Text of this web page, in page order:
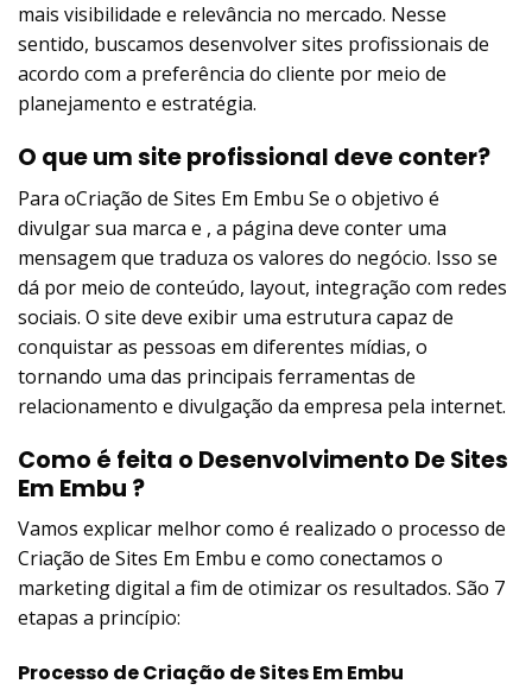
mais visibilidade e relevância no mercado. Nesse
sentido, buscamos desenvolver sites profissionais de
acordo com a preferência do cliente por meio de
planejamento e estratégia.
O que um site profissional deve conter?
Para oCriação de Sites Em Embu Se o objetivo é
divulgar sua marca e , a página deve conter uma
mensagem que traduza os valores do negócio. Isso se
dá por meio de conteúdo, layout, integração com redes
sociais. O site deve exibir uma estrutura capaz de
conquistar as pessoas em diferentes mídias, o
tornando uma das principais ferramentas de
relacionamento e divulgação da empresa pela internet.
Como é feita o Desenvolvimento De Sites
Em Embu ?
Vamos explicar melhor como é realizado o processo de
Criação de Sites Em Embu e como conectamos o
marketing digital a fim de otimizar os resultados. São 7
etapas a princípio:
Processo de Criação de Sites Em Embu